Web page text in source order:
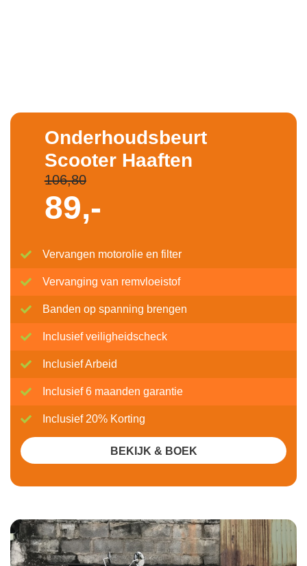
Onderhoudsbeurt
Scooter Haaften
106,80
89,-
Vervangen motorolie en filter
Vervanging van remvloeistof
Banden op spanning brengen
Inclusief veiligheidscheck
Inclusief Arbeid
Inclusief 6 maanden garantie
Inclusief 20% Korting
BEKIJK & BOEK